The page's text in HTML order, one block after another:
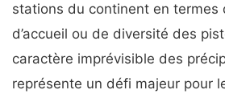
stations du continent en termes
d’accueil ou de diversité des
caractère imprévisible des
représente un défi majeur pour